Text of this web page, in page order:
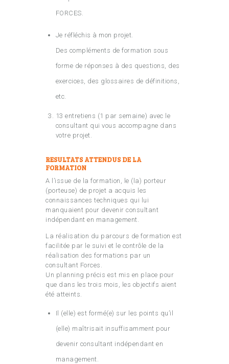
FORCES.
Je réfléchis à mon projet.
Des compléments de formation sous
forme de réponses à des questions, des
exercices, des glossaires de définitions,
etc.
13 entretiens (1 par semaine) avec le
consultant qui vous accompagne dans
votre projet.
RESULTATS ATTENDUS DE LA
FORMATION
A l’issue de la formation, le (la) porteur
(porteuse) de projet a acquis les
connaissances techniques qui lui
manquaient pour devenir consultant
indépendant en management.
La réalisation du parcours de formation est
facilitée par le suivi et le contrôle de la
réalisation des formations par un
consultant Forces.
Un planning précis est mis en place pour
que dans les trois mois, les objectifs aient
été atteints.
Il (elle) est formé(e) sur les points qu’il
(elle) maîtrisait insuffisamment pour
devenir consultant indépendant en
management.